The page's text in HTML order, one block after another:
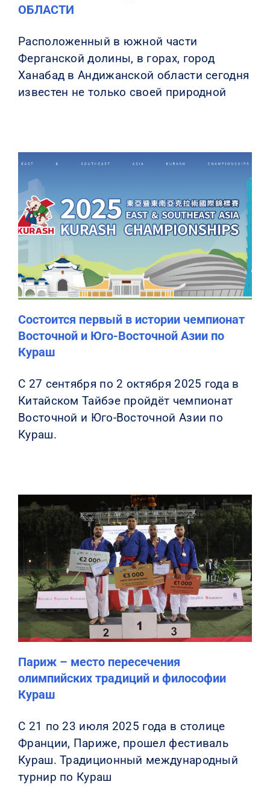
ОБЛАСТИ
Расположенный в южной части
Ферганской долины, в горах, город
Ханабад в Андижанской области сегодня
известен не только своей природной
Состоится первый в истории чемпионат
Восточной и Юго-Восточной Азии по
Кураш
С 27 сентября по 2 октября 2025 года в
Китайском Тайбэе пройдёт чемпионат
Восточной и Юго-Восточной Азии по
Кураш.
Париж – место пересечения
олимпийских традиций и философии
Кураш
С 21 по 23 июля 2025 года в столице
Франции, Париже, прошел фестиваль
Кураш. Традиционный международный
турнир по Кураш